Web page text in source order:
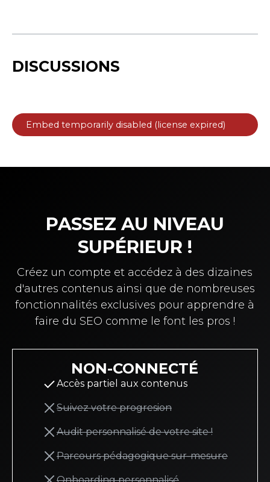
DISCUSSIONS
PASSEZ AU NIVEAU
SUPÉRIEUR !
Créez un compte et accédez à des dizaines
d'autres contenus ainsi que de nombreuses
fonctionnalités exclusives pour apprendre à
faire du SEO comme le font les pros !
NON-CONNECTÉ
Accès partiel aux contenus
Suivez votre progresion
Audit personnalisé de votre site !
Parcours pédagogique sur-mesure